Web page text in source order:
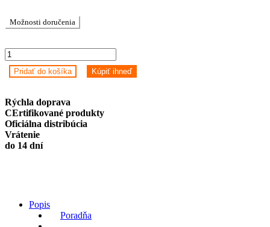
Možnosti doručenia
Roidmi
3S
do
-
Bluetooth
transmitter
quantity
Pridať do košíka Kúpiť ihneď
Rýchla doprava
CErtifikované produkty
Oficiálna distribúcia
Vrátenie
do 14 dní
Popis
Poradňa